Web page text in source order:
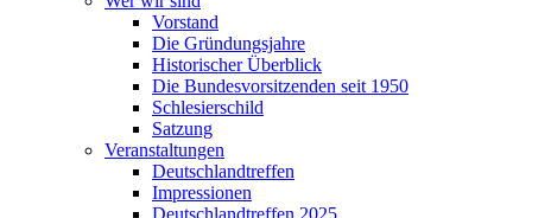
Vorstand
Die Gründungsjahre
Historischer Überblick
Die Bundesvorsitzenden seit 1950
Schlesierschild
Satzung
Veranstaltungen
Deutschlandtreffen
Impressionen
Deutschlandtreffen 2025